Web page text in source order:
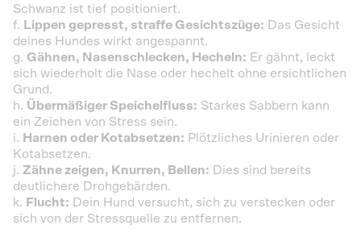
Schwanz ist tief positioniert.
f. Lippen gepresst, straffe Gesichtszüge: Das Gesicht
deines Hundes wirkt angespannt.
g. Gähnen, Nasenschlecken, Hecheln: Er gähnt, leckt
sich wiederholt die Nase oder hechelt ohne ersichtlichen
Grund.
h. Übermäßiger Speichelfluss: Starkes Sabbern kann
ein Zeichen von Stress sein.
i. Harnen oder Kotabsetzen: Plötzliches Urinieren oder
Kotabsetzen.
j. Zähne zeigen, Knurren, Bellen: Dies sind bereits
deutlichere Drohgebärden.
k. Flucht: Dein Hund versucht, sich zu verstecken oder
sich von der Stressquelle zu entfernen.